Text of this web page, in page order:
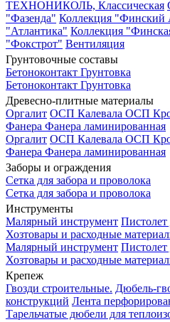
ТЕХНОНИКОЛЬ, Классическая
"Фазенда" Коллекция "Финский
"Атлантика" Коллекция
"Фокстрот" Вентиляция
Грунтовочные составы
Бетоноконтакт Грунтовка
Бетоноконтакт Грунтовка
Древесно-плитные материалы
Оргалит ОСП Калевала ОСП
Фанера Фанера ламинированная
Оргалит ОСП Калевала ОСП
Фанера Фанера ламинированная
Заборы и ограждения
Сетка для забора и проволока
Сетка для забора и проволока
Инструменты
Малярный инструмент
Хозтовары и расходные
Малярный инструмент
Хозтовары и расходные
Крепеж
Гвозди строительные. Дюбель-
конструкций Лента
Тарельчатые дюбели для